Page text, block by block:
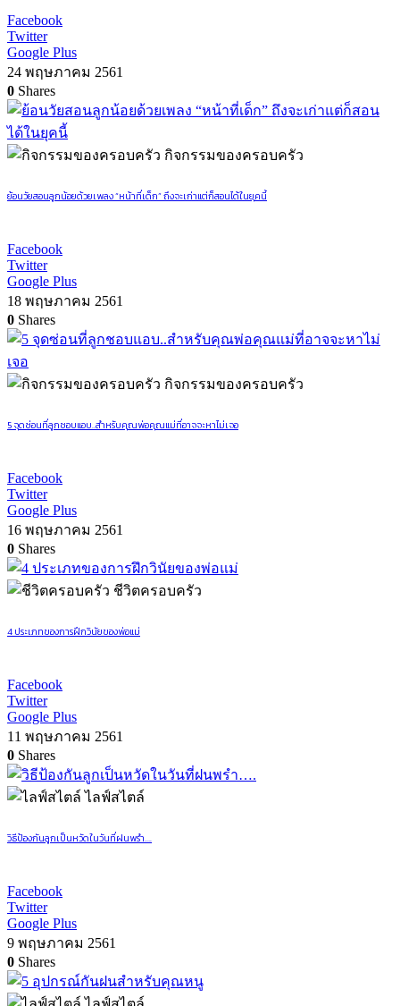
Facebook
Twitter
Google Plus
24 พฤษภาคม 2561
0 Shares
กิจกรรมของครอบครัว
ย้อนวัยสอนลูกน้อยด้วยเพลง “หน้าที่เด็ก” ถึงจะเก่าแต่ก็สอนได้ในยุคนี้
Facebook
Twitter
Google Plus
18 พฤษภาคม 2561
0 Shares
กิจกรรมของครอบครัว
5 จุดซ่อนที่ลูกชอบแอบ..สำหรับคุณพ่อคุณแม่ที่อาจจะหาไม่เจอ
Facebook
Twitter
Google Plus
16 พฤษภาคม 2561
0 Shares
ชีวิตครอบครัว
4 ประเภทของการฝึกวินัยของพ่อแม่
Facebook
Twitter
Google Plus
11 พฤษภาคม 2561
0 Shares
ไลฟ์สไตล์
วิธีป้องกันลูกเป็นหวัดในวันที่ฝนพรำ….​
Facebook
Twitter
Google Plus
9 พฤษภาคม 2561
0 Shares